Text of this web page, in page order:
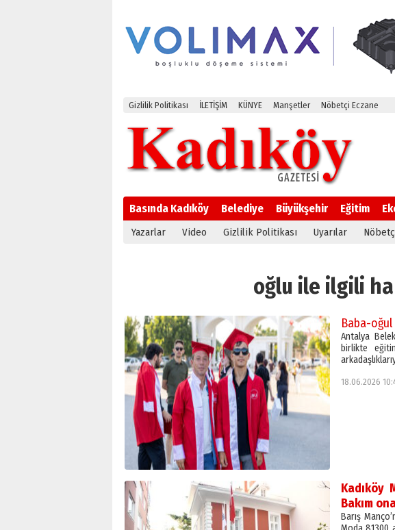
Gizlilik Politikası İLETİŞİM KÜNYE Manşetler Nöbetçi Eczane
Basında Kadıköy Belediye Büyükşehir Eğitim
Yazarlar Video Gizlilik Politikası Uyarılar
oğlu ile ilgili
Baba-
Antalya
birlikte
18.06.2026
Kadıköy
Bakım
Barış